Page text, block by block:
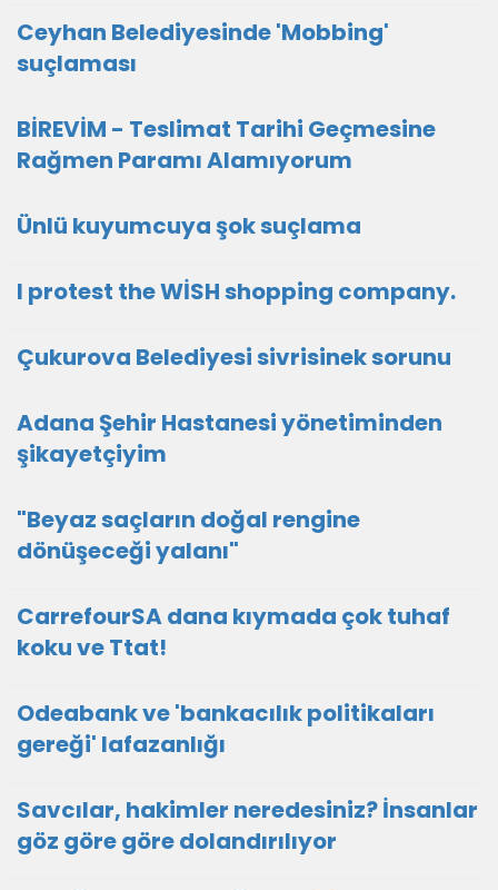
Ceyhan Belediyesinde 'Mobbing'
suçlaması
BİREVİM - Teslimat Tarihi Geçmesine
Rağmen Paramı Alamıyorum
Ünlü kuyumcuya şok suçlama
I protest the WİSH shopping company.
Çukurova Belediyesi sivrisinek sorunu
Adana Şehir Hastanesi yönetiminden
şikayetçiyim
"Beyaz saçların doğal rengine
dönüşeceği yalanı"
CarrefourSA dana kıymada çok tuhaf
koku ve Ttat!
Odeabank ve 'bankacılık politikaları
gereği' lafazanlığı
Savcılar, hakimler neredesiniz? İnsanlar
göz göre göre dolandırılıyor